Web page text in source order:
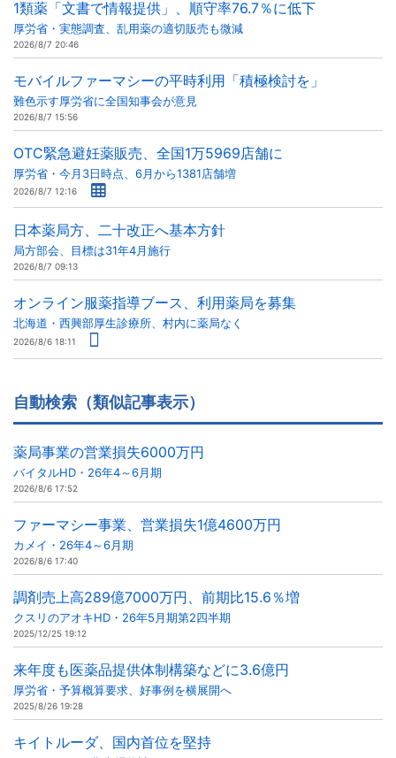
1類薬「文書で情報提供」、順守率76.7％に低下
厚労省・実態調査、乱用薬の適切販売も微減
2026/8/7 20:46
モバイルファーマシーの平時利用「積極検討を」
難色示す厚労省に全国知事会が意見
2026/8/7 15:56
OTC緊急避妊薬販売、全国1万5969店舗に
厚労省・今月3日時点、6月から1381店舗増
2026/8/7 12:16
日本薬局方、二十改正へ基本方針
局方部会、目標は31年4月施行
2026/8/7 09:13
オンライン服薬指導ブース、利用薬局を募集
北海道・西興部厚生診療所、村内に薬局なく
2026/8/6 18:11
自動検索（類似記事表示）
薬局事業の営業損失6000万円
バイタルHD・26年4～6月期
2026/8/6 17:52
ファーマシー事業、営業損失1億4600万円
カメイ・26年4～6月期
2026/8/6 17:40
調剤売上高289億7000万円、前期比15.6％増
クスリのアオキHD・26年5月期第2四半期
2025/12/25 19:12
来年度も医薬品提供体制構築などに3.6億円
厚労省・予算概算要求、好事例を横展開へ
2025/8/26 19:28
キイトルーダ、国内首位を堅持